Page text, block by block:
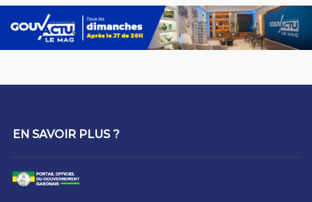
EN SAVOIR PLUS ?